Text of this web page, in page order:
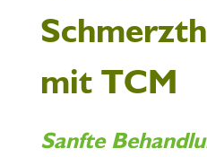
mit TCM
Sanfte